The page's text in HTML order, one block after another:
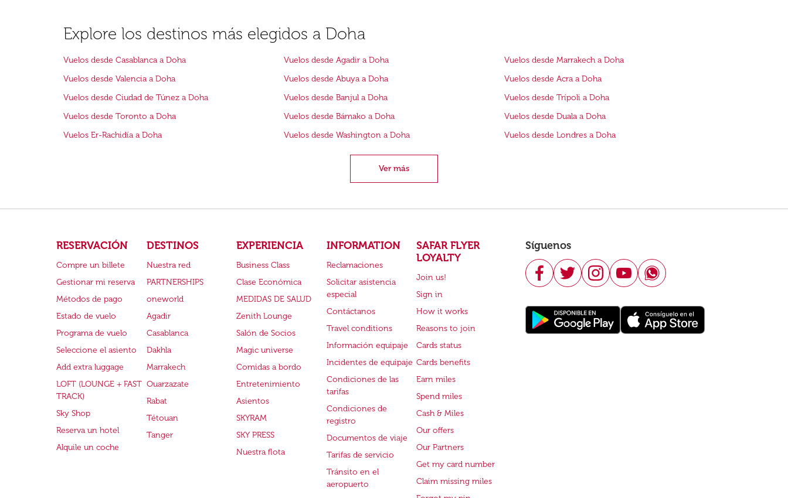
Explore los destinos más elegidos a Doha
Vuelos desde Casablanca a Doha Vuelos desde Agadir a Doha
Vuelos desde Marrakech a Doha
Vuelos desde Valencia a Doha
Vuelos desde Abuya a Doha
Vuelos desde Acra a Doha
Vuelos desde Ciudad de Túnez a Doha
Vuelos desde Banjul a Doha
Vuelos desde Trípoli a Doha
Vuelos desde Toronto a Doha
Vuelos desde Bámako a Doha
Vuelos desde Duala a Doha
Vuelos Er-Rachidía a Doha
Vuelos desde Washington a Doha Vuelos desde Londres a Doha
Ver más
RESERVACIÓN
Compre un billete
Gestionar mi reserva
Métodos de pago
Estado de vuelo
Programa de vuelo
Seleccione el asiento
Add extra luggage
LOFT (LOUNGE + FAST
TRACK)
Sky Shop
Reserva un hotel
Alquile un coche
DESTINOS
Nuestra red
PARTNERSHIPS
oneworld
Agadir
Casablanca
Dakhla
Marrakech
Ouarzazate
Rabat
Tétouan
Tanger
EXPERIENCIA
Business Class
Clase Económica
MEDIDAS DE SALUD
Zenith Lounge
Salón de Socios
Magic universe
Comidas a bordo
Entretenimiento
Asientos
SKYRAM
SKY PRESS
Nuestra flota
INFORMATION
Reclamaciones
Solicitar asistencia
especial
Contáctanos
Travel conditions
Información equipaje
Incidentes de equipaje
Condiciones de las
tarifas
Condiciones de
registro
Documentos de viaje
Tarifas de servicio
Tránsito en el
aeropuerto
SAFAR FLYER
LOYALTY
Join us!
Sign in
How it works
Reasons to join
Cards status
Cards benefits
Earn miles
Spend miles
Cash & Miles
Our offers
Our Partners
Get my card number
Claim missing miles
Síguenos